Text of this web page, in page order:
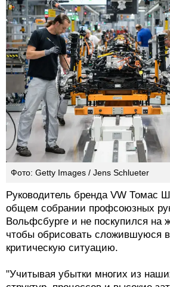
Фото: Getty Images / Jens Schlueter
Руководитель бренда VW Томас
общем собрании профсоюзных
Вольфсбурге и не поскупился на
чтобы обрисовать сложившуюся
критическую ситуацию.
"Учитывая убытки многих из